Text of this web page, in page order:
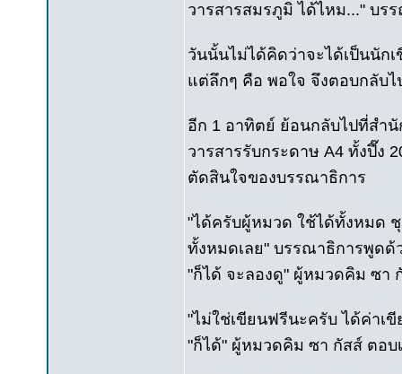
วารสารสมรภูมิ ได้ไหม..." บร
วันนั้นไม่ได้คิดว่าจะได้เป็นนัก
แต่ลึกๆ คือ พอใจ จึงตอบกลับไ
อีก 1 อาทิตย์ ย้อนกลับไปที่สำ
วารสารรับกระดาษ A4 ทั้งปึ๊ง
ตัดสินใจของบรรณาธิการ
"ได้ครับผู้หมวด ใช้ได้ทั้งหมด
ทั้งหมดเลย" บรรณาธิการพูดด้
"ก็ได้ จะลองดู" ผู้หมวดคิม ซา
"ไม่ใช่เขียนฟรีนะครับ ได้ค่าเ
"ก็ได้" ผู้หมวดคิม ซา กัสส์ ตอบ